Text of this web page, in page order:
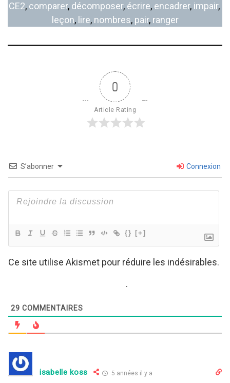
CE2, comparer, décomposer, écrire, encadrer, impair,
leçon, lire, nombres, pair, ranger
0
Article Rating
S’abonner Connexion
{} [+]
Ce site utilise Akismet pour réduire les indésirables.
.
29 COMMENTAIRES
isabelle koss 5 années il y a